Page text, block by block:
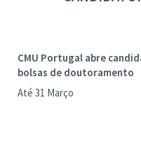
CMU Portugal abre
bolsas de doutoramento
Até 31 Março